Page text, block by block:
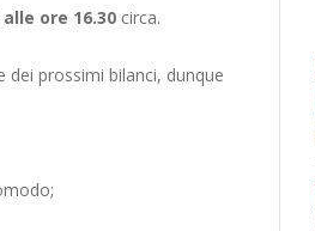
ore 16.30 circa.
prossimi bilanci, dunque